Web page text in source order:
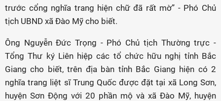
trước cổng nghĩa trang hiện chữ đã rất mờ” - Phó Chủ
tịch UBND xã Đào Mỹ cho biết.
Ông Nguyễn Đức Trọng - Phó Chủ tịch Thường trực -
Tổng Thư ký Liên hiệp các tổ chức hữu nghị tỉnh Bắc
Giang cho biết, trên địa bàn tỉnh Bắc Giang hiện có 2
nghĩa trang liệt sĩ Trung Quốc được đặt tại xã Long Sơn,
huyện Sơn Động với 20 phần mộ và xã Đào Mỹ, huyện